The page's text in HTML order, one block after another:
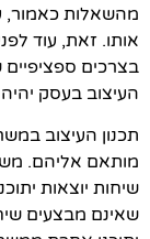
מהשאלות כאמור,
אותו. זאת, עוד
בצרכים
העיצוב בעסק
תכנון העיצוב
מותאם אליהם.
שיחות יוצאות
שאינם מבצעים